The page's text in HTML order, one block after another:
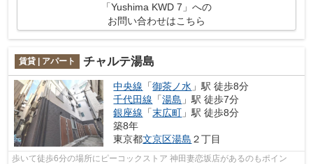
「Yushima KWD 7」への
お問い合わせはこちら
賃貸 | アパート チャルテ湯島
中央線 「御茶ノ水 」駅 徒歩8分
千代田線 「湯島 」駅 徒歩7分
銀座線 「末広町 」駅 徒歩8分
築8年
東京都文京区湯島 ２丁目
歩いて徒歩6分の場所にピーコックストア 神田妻恋坂店があるのもポイン